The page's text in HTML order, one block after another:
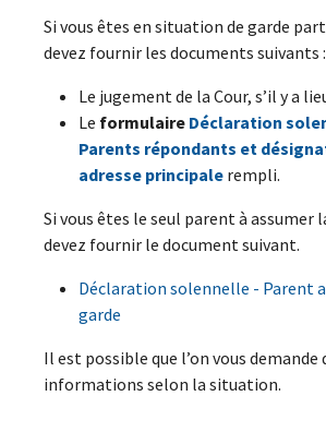
Si vous êtes en situation de garde
devez fournir les documents suivants :
Le jugement de la Cour, s’il y a
Le formulaire Déclaration
Parents répondants et
adresse principale rempli.
Si vous êtes le seul parent à assumer
devez fournir le document suivant.
Déclaration solennelle - Parent
garde
Il est possible que l’on vous demande
informations selon la situation.